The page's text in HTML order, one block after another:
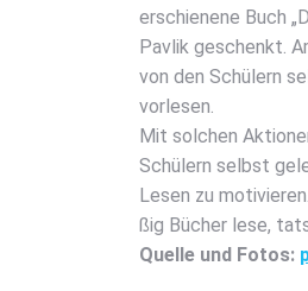
erschie­ne­ne Buch
Pav­lik geschenkt.
von den Schü­lern
vor­le­sen.
Mit sol­chen
Schü­lern selbst
Lesen zu
ßig Bücher lese,
Quel­le und Fotos: